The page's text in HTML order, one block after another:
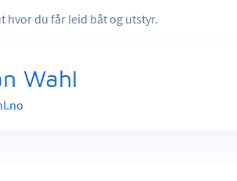
hvor du får leid båt og utstyr.
Wahl